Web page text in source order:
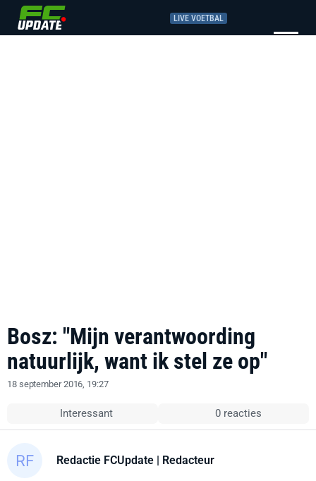
LIVE VOETBAL
Bosz: "Mijn verantwoording
natuurlijk, want ik stel ze op"
18 september 2016, 19:27
Interessant 0 reacties
Redactie FCUpdate | Redacteur